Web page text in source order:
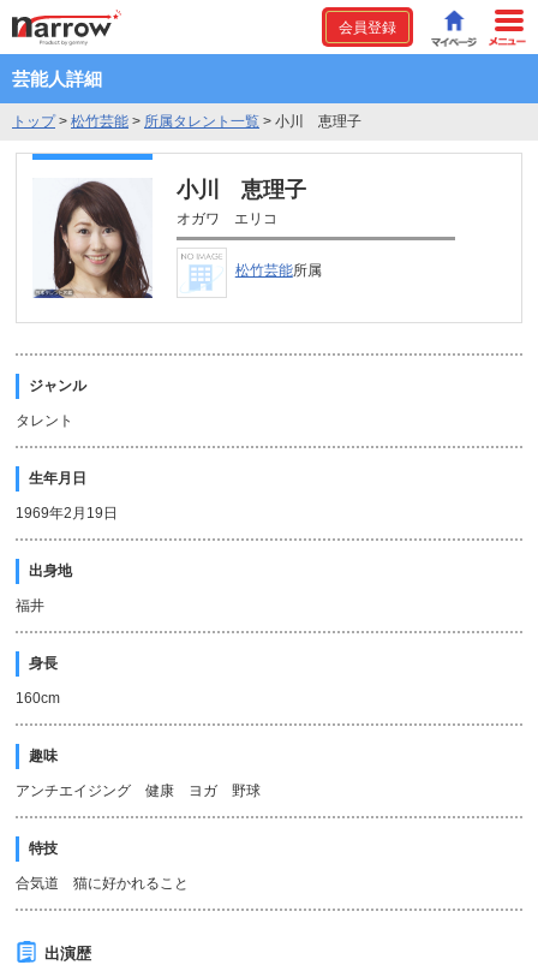
会員登録
芸能人詳細
トップ> 松竹芸能 > 所属タレント一覧 > 小川 恵理子
小川 恵理子
オガワ エリコ
松竹芸能所属
ジャンル
タレント
生年月日
1969年2月19日
出身地
福井
身長
160cm
趣味
アンチエイジング 健康 ヨガ 野球
特技
合気道 猫に好かれること
出演歴